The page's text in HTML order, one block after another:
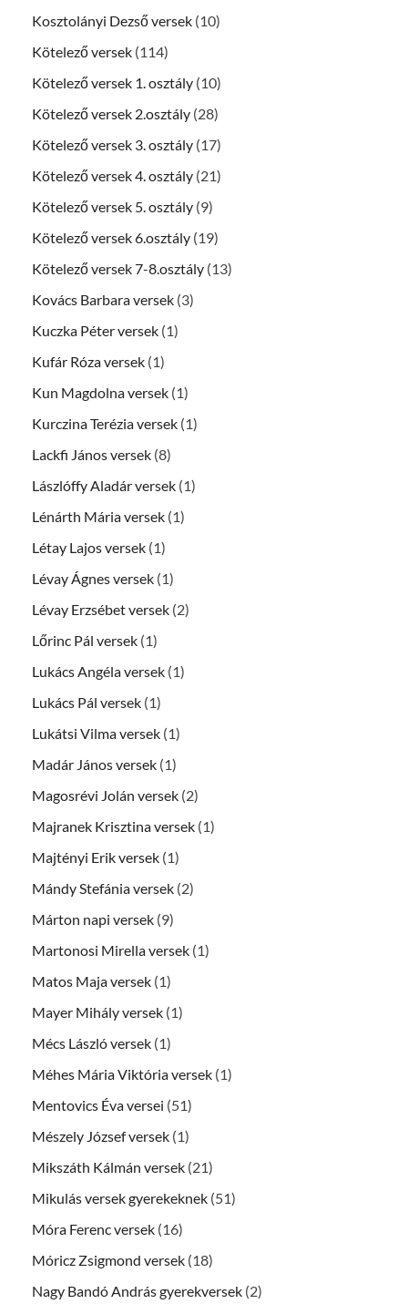
Kosztolányi Dezső versek (10)
Kötelező versek (114)
Kötelező versek 1. osztály (10)
Kötelező versek 2.osztály (28)
Kötelező versek 3. osztály (17)
Kötelező versek 4. osztály (21)
Kötelező versek 5. osztály (9)
Kötelező versek 6.osztály (19)
Kötelező versek 7-8.osztály (13)
Kovács Barbara versek (3)
Kuczka Péter versek (1)
Kufár Róza versek (1)
Kun Magdolna versek (1)
Kurczina Terézia versek (1)
Lackfi János versek (8)
Lászlóffy Aladár versek (1)
Lénárth Mária versek (1)
Létay Lajos versek (1)
Lévay Ágnes versek (1)
Lévay Erzsébet versek (2)
Lőrinc Pál versek (1)
Lukács Angéla versek (1)
Lukács Pál versek (1)
Lukátsi Vilma versek (1)
Madár János versek (1)
Magosrévi Jolán versek (2)
Majranek Krisztina versek (1)
Majtényi Erik versek (1)
Mándy Stefánia versek (2)
Márton napi versek (9)
Martonosi Mirella versek (1)
Matos Maja versek (1)
Mayer Mihály versek (1)
Mécs László versek (1)
Méhes Mária Viktória versek (1)
Mentovics Éva versei (51)
Mészely József versek (1)
Mikszáth Kálmán versek (21)
Mikulás versek gyerekeknek (51)
Móra Ferenc versek (16)
Móricz Zsigmond versek (18)
Nagy Bandó András gyerekversek (2)